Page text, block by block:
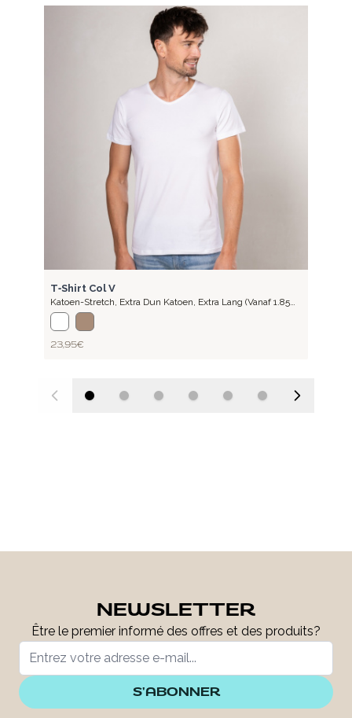
LITE
T‑Shirt Col V
Katoen-Stretch, Extra Dun Katoen, Extra Lang (vanaf 1.85
Meter)
23,95 €
NEWSLETTER
Être le premier informé des offres et des produits?
S'ABONNER